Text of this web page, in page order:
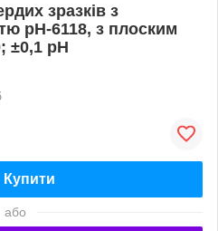
зразків з
pH-6118, з плоским
±0,1 pH
Купити
або